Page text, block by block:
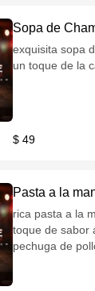
Sopa de
exquisita sopa
un toque de la
$ 49
Pasta a la
rica pasta a la
toque de sabor
pechuga de